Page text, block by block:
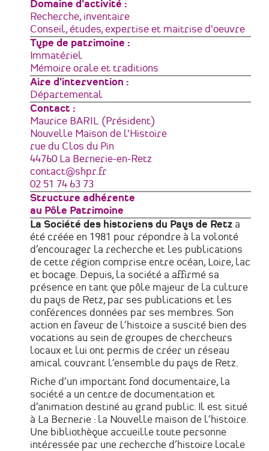
de
structure
Domaine d'activité
Recherche, inventaire
Conseil, études, expertise et maitrise d'oeuvre
Type de patrimoine
Immatériel
Mémoire orale et traditions
Aire d'intervention
Départemental
Contact :
Maurice BARIL (Président)
Adresse
Nouvelle Maison de l'Histoire
rue du Clos du Pin
44760 La Bernerie-en-Retz
France
Courriel
contact@shpr.fr
Téléphone
02 51 74 63 73
Structure adhérente
au Pôle Patrimoine
La Société des historiens du Pays de Retz a
été créée en 1981 pour répondre à la volonté
d’encourager la recherche et les publications
de cette région comprise entre océan, Loire, lac
et bocage. Depuis, la société a affirmé sa
présence en tant que pôle majeur de la culture
du pays de Retz, par ses publications et les
conférences données par ses membres. Son
action en faveur de l’histoire a suscité bien des
vocations au sein de groupes de chercheurs
locaux et lui ont permis de créer un réseau
amical couvrant l’ensemble du pays de Retz.
Riche d’un important fond documentaire, la
société a un centre de documentation et
d’animation destiné au grand public. Il est situé
à La Bernerie : la Nouvelle maison de l’histoire.
Une bibliothèque accueille toute personne
intéressée par une recherche d’histoire locale